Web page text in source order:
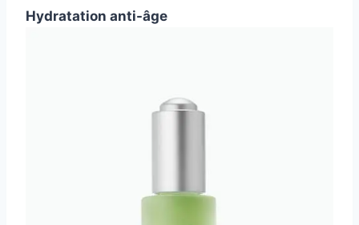
Hydratation anti-âge